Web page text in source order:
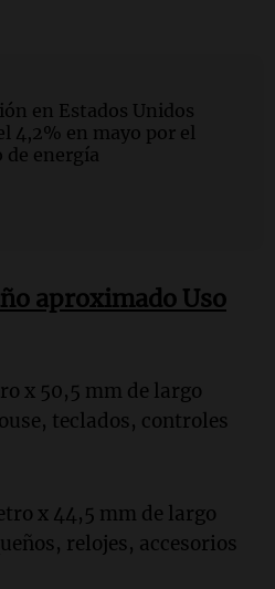
en Estados Unidos
4,2% en mayo por el
de energía
aproximado Uso
x 50,5 mm de largo
teclados, controles
x 44,5 mm de largo
relojes, accesorios